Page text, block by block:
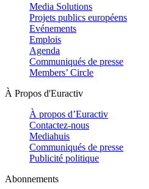
Media Solutions
Projets publics européens
Evénements
Emplois
Agenda
Communiqués de presse
Members’ Circle
À Propos d'Euractiv
À propos d’Euractiv
Contactez-nous
Mediahuis
Communiqués de presse
Publicité politique
Abonnements